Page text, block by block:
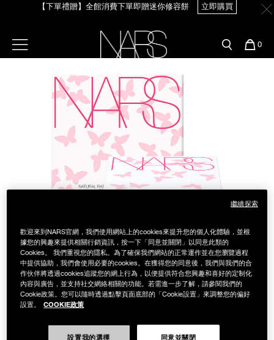
【下單禮贈】全館消費下單即贈迷你修容餅 立即購買
【8/3-8/10限定】明星底妝買1送1
【8/3-8/10限定】限時輸碼贈迷你腮紅露
新客首購輸＜WELCOME＞享9折
選單"
您
0
官網最新活動
預約金曲獎妝容
官網獨家組合
水光頰彩系列
舊客回購禮遇
產品
彩盤及禮盒組
刷具與配件
保養
彩妝服務
彩妝專欄
專業彩妝學院
歡迎來到NARS官網，我們使用網站上的cookies來提升您的個人化體驗，並根
據您的興趣來提供相關行銷資訊，按一下「同意並關閉」以同意此類的
Cookies。 我們重視您的隱私。為了確保我們網站的正常運作並在您瀏覽過程
中提供協助，我們會使用必要的cookies。在獲得您的同意後，我們與我們的合
作伙伴將透過cookies追蹤您的網上行為，以便提供符合您興趣和喜好的定制化
內容與廣告，並支持社交網絡相關的功能。若需進一步了解，請參閱我們的
Cookie政策。您可以隨時透過點擊頁面底部的「Cookie設置」來調整您的偏好
設置。
COOKIE政策
設置我的選擇 同意並關閉
繼續探索